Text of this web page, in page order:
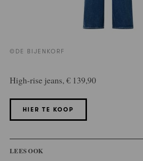
©DE BIJENKORF
High-rise jeans, € 139,90
HIER TE KOOP
LEES OOK